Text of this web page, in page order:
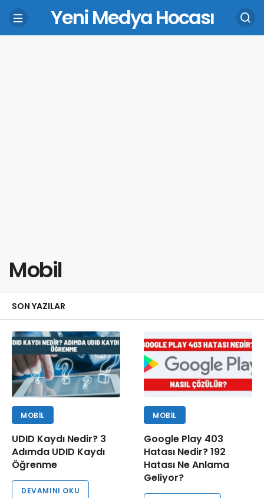
Yeni Medya Hocası
Mobil
SON YAZILAR
MOBIL
UDID Kaydı Nedir? 3
Adımda UDID Kaydı
Öğrenme
DEVAMINI OKU
MOBIL
Google Play 403
Hatası Nedir? 192
Hatası Ne Anlama
Geliyor?